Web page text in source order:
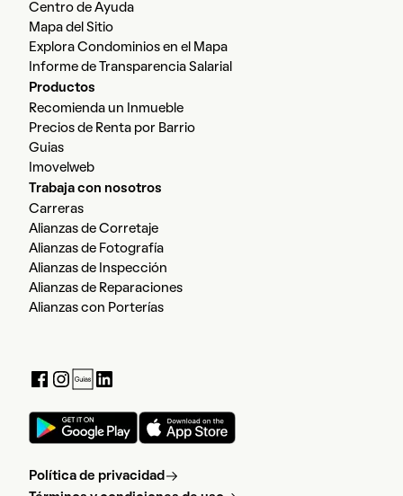
Centro de Ayuda
Mapa del Sitio
Explora Condominios en el Mapa
Informe de Transparencia Salarial
Productos
Recomienda un Inmueble
Precios de Renta por Barrio
Guias
Imovelweb
Trabaja con nosotros
Carreras
Alianzas de Corretaje
Alianzas de Fotografía
Alianzas de Inspección
Alianzas de Reparaciones
Alianzas con Porterías
Política de privacidad